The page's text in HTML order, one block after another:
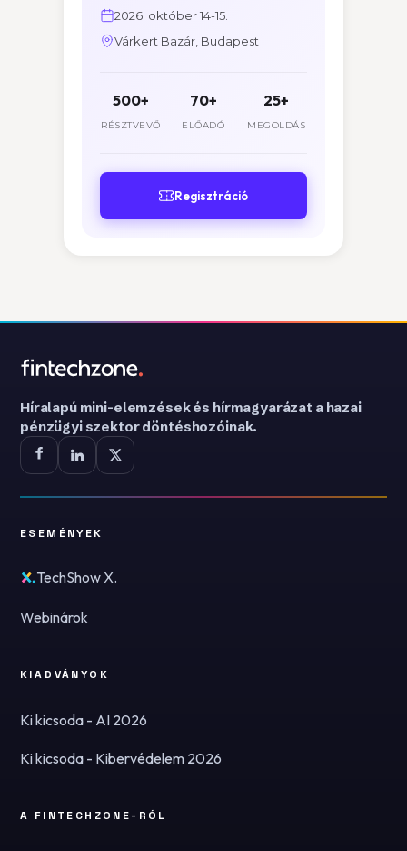
2026. október 14-15.
Várkert Bazár, Budapest
500+
RÉSZTVEVŐ
70+
ELŐADÓ
25+
MEGOLDÁS
Regisztráció
Híralapú mini-elemzések és hírmagyarázat a hazai
pénzügyi szektor döntéshozóinak.
ESEMÉNYEK
TechShow X.
Webinárok
KIADVÁNYOK
Ki kicsoda - AI 2026
Ki kicsoda - Kibervédelem 2026
A FINTECHZONE-RÓL